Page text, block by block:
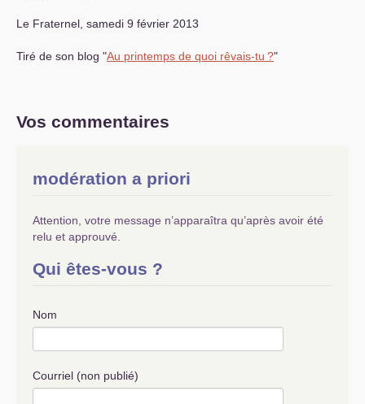
Le Fraternel, samedi 9 février 2013
Tiré de son blog "Au printemps de quoi rêvais-tu ?"
Vos commentaires
modération a priori
Attention, votre message n’apparaîtra qu’après avoir été
relu et approuvé.
Qui êtes-vous ?
Nom
Courriel (non publié)